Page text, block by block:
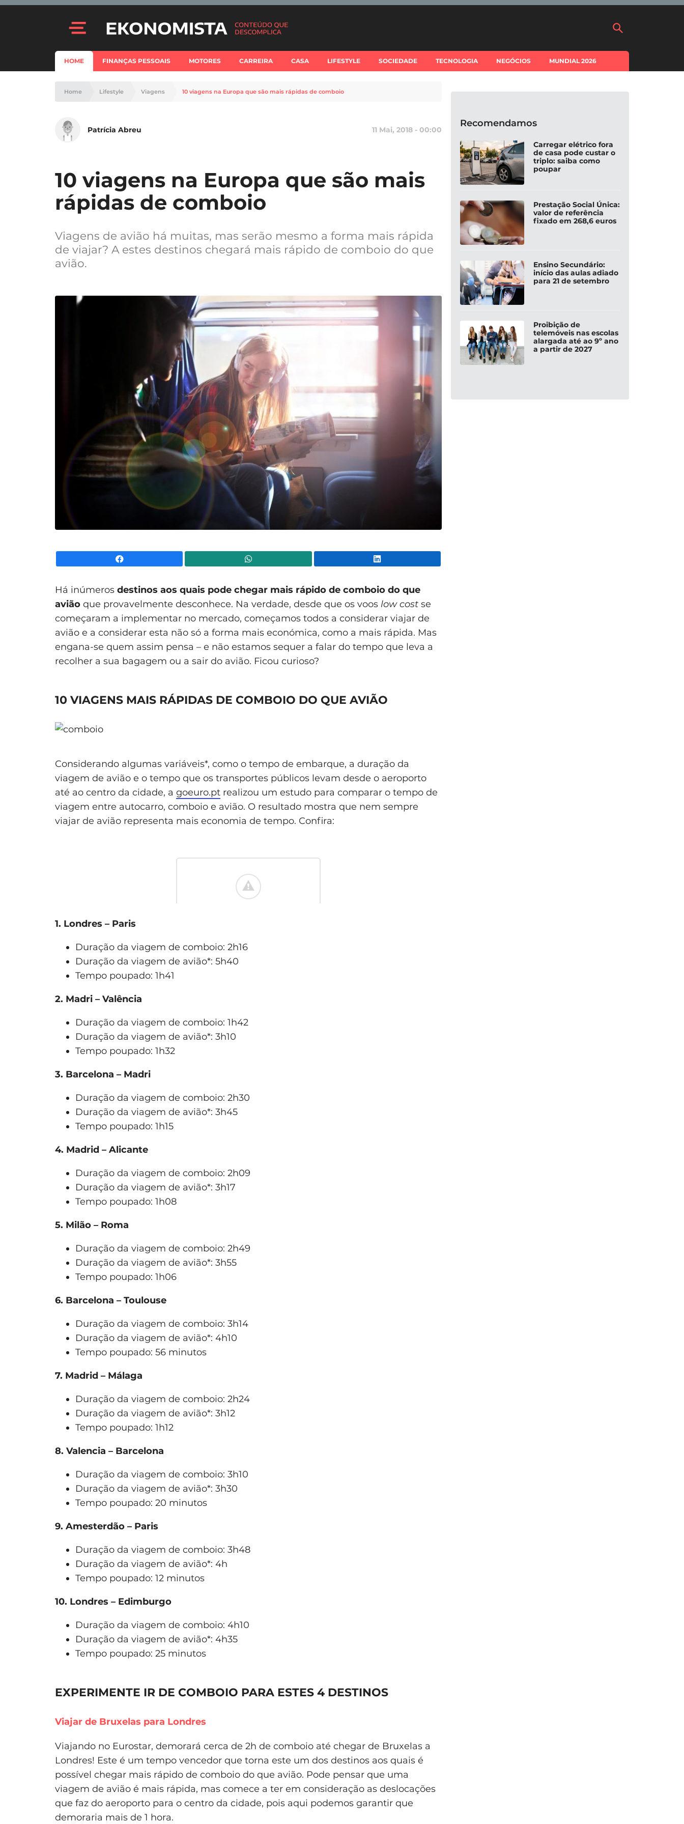
HOME FINANÇAS PESSOAIS MOTORES CARREIRA CASA LIFESTYLE SOCIEDADE TECNOLOGIA NEGÓCIOS MUNDIAL 2026
Home Lifestyle Viagens 10 viagens na Europa que são mais rápidas de comboio
Patrícia Abreu 11 Mai, 2018 - 00:00
10 viagens na Europa que são mais
rápidas de comboio
Viagens de avião há muitas, mas serão mesmo a forma mais rápida
de viajar? A estes destinos chegará mais rápido de comboio do que
avião.
Há inúmeros destinos aos quais pode chegar mais rápido de comboio do que
avião que provavelmente desconhece. Na verdade, desde que os voos low cost se
começaram a implementar no mercado, começamos todos a considerar viajar de
avião e a considerar esta não só a forma mais económica, como a mais rápida. Mas
engana-se quem assim pensa – e não estamos sequer a falar do tempo que leva a
recolher a sua bagagem ou a sair do avião. Ficou curioso?
10 VIAGENS MAIS RÁPIDAS DE COMBOIO DO QUE AVIÃO
Considerando algumas variáveis*, como o tempo de embarque, a duração da
viagem de avião e o tempo que os transportes públicos levam desde o aeroporto
até ao centro da cidade, a goeuro.pt realizou um estudo para comparar o tempo de
viagem entre autocarro, comboio e avião. O resultado mostra que nem sempre
viajar de avião representa mais economia de tempo. Confira:
1. Londres – Paris
Duração da viagem de comboio: 2h16
Duração da viagem de avião*: 5h40
Tempo poupado: 1h41
2. Madri – Valência
Duração da viagem de comboio: 1h42
Duração da viagem de avião*: 3h10
Tempo poupado: 1h32
3. Barcelona – Madri
Duração da viagem de comboio: 2h30
Duração da viagem de avião*: 3h45
Tempo poupado: 1h15
4. Madrid – Alicante
Duração da viagem de comboio: 2h09
Duração da viagem de avião*: 3h17
Tempo poupado: 1h08
5. Milão – Roma
Duração da viagem de comboio: 2h49
Duração da viagem de avião*: 3h55
Tempo poupado: 1h06
6. Barcelona – Toulouse
Duração da viagem de comboio: 3h14
Duração da viagem de avião*: 4h10
Tempo poupado: 56 minutos
7. Madrid – Málaga
Duração da viagem de comboio: 2h24
Duração da viagem de avião*: 3h12
Tempo poupado: 1h12
8. Valencia – Barcelona
Duração da viagem de comboio: 3h10
Duração da viagem de avião*: 3h30
Tempo poupado: 20 minutos
9. Amesterdão – Paris
Duração da viagem de comboio: 3h48
Duração da viagem de avião*: 4h
Tempo poupado: 12 minutos
10. Londres – Edimburgo
Duração da viagem de comboio: 4h10
Duração da viagem de avião*: 4h35
Tempo poupado: 25 minutos
EXPERIMENTE IR DE COMBOIO PARA ESTES 4 DESTINOS
Viajar de Bruxelas para Londres
Viajando no Eurostar, demorará cerca de 2h de comboio até chegar de Bruxelas a
Londres! Este é um tempo vencedor que torna este um dos destinos aos quais é
possível chegar mais rápido de comboio do que avião. Pode pensar que uma
viagem de avião é mais rápida, mas comece a ter em consideração as deslocações
que faz do aeroporto para o centro da cidade, pois aqui podemos garantir que
demoraria mais de 1 hora.
Recomendamos
Carregar elétrico fora
de casa pode custar o
triplo: saiba como
poupar
Prestação Social Única:
valor de referência
fixado em 268,6 euros
Ensino Secundário:
início das aulas adiado
para 21 de setembro
Proibição de
telemóveis nas escolas
alargada até ao 9º ano
a partir de 2027